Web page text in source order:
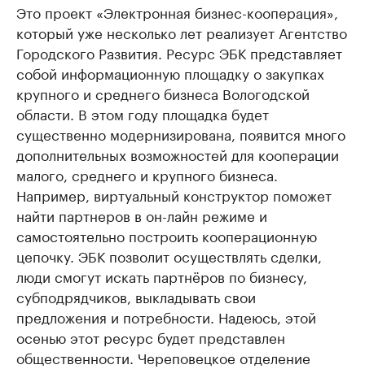
Это проект «Электронная бизнес-кооперация»,
который уже несколько лет реализует Агентство
Городского Развития. Ресурс ЭБК представляет
собой информационную площадку о закупках
крупного и среднего бизнеса Вологодской
области. В этом году площадка будет
существенно модернизирована, появится много
дополнительных возможностей для кооперации
малого, среднего и крупного бизнеса.
Например, виртуальный конструктор поможет
найти партнеров в он-лайн режиме и
самостоятельно построить кооперационную
цепочку. ЭБК позволит осуществлять сделки,
люди смогут искать партнёров по бизнесу,
субподрядчиков, выкладывать свои
предложения и потребности. Надеюсь, этой
осенью этот ресурс будет представлен
общественности. Череповецкое отделение